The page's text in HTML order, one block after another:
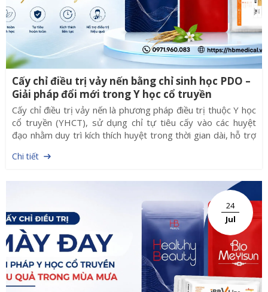
Cấy chỉ điều trị vảy nến bằng chỉ sinh học PDO –
Giải pháp đổi mới trong Y học cổ truyền
Cấy chỉ điều trị vảy nến là phương pháp điều trị thuộc Y học
cổ truyền (YHCT), sử dụng chỉ tự tiêu cấy vào các huyệt
đạo nhằm duy trì kích thích huyệt trong thời gian dài, hỗ trợ
phần cải thiện các triệu chứng của bệnh. Theo Y học cổ
bì tiễn. Bệnh hình thành do phong tà xâm nhập trên cơ địa
huyết nhiệt, lâu ngày khiến huyết táo, da không được nuôi
dưỡng đầy đủ, từ đó xuất hiện các mảng da đỏ, bong vảy,
khô ráp và ngứa. Bệnh thường diễn biến mạn tính, dễ tái
phát, đặc biệt vào mùa lạnh. Ngày nay, cùng với sự phát
triển của kỹ thuật cấy chỉ, phương pháp cấy chỉ sinh học liền
kim PDO đang dần thay thế kỹ thuật cấy chỉ Catgut truyền
thống, giúp quy trình thực hiện nhanh chóng, vô khuẩn và
thuận tiện hơn cho bác sĩ.
Chi tiết
24
Jul